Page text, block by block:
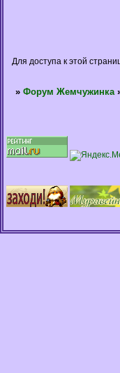
Для доступа к этой
» Форум Жемчужинка